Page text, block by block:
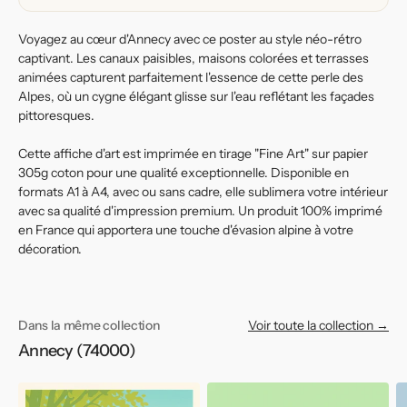
Voyagez au cœur d'Annecy avec ce poster au style néo-rétro
captivant. Les canaux paisibles, maisons colorées et terrasses
animées capturent parfaitement l'essence de cette perle des
Alpes, où un cygne élégant glisse sur l'eau reflétant les façades
pittoresques.
Cette affiche d'art est imprimée en tirage "Fine Art" sur papier
305g coton pour une qualité exceptionnelle. Disponible en
formats A1 à A4, avec ou sans cadre, elle sublimera votre intérieur
avec sa qualité d'impression premium. Un produit 100% imprimé
en France qui apportera une touche d'évasion alpine à votre
décoration.
Dans la même collection
Annecy (74000)
Voir toute la collection →
Affiche